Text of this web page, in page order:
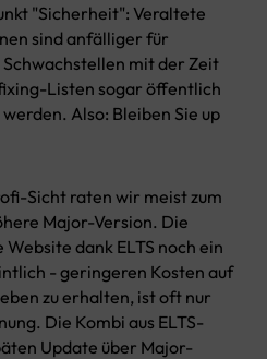
"Sicherheit": Veraltete
sind anfälliger für
mit der Zeit
Listen sogar öffentlich
Also: Bleiben Sie up
Sicht raten wir meist zum
Major-Version. Die
dank ELTS noch ein
- geringeren Kosten auf
zu erhalten, ist oft nur
Die Kombi aus ELTS-
Update über Major-